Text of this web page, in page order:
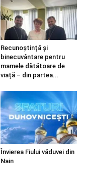
Recunoștință și
binecuvântare pentru
mamele dătătoare de
viață – din partea...
Învierea Fiului văduvei din
Nain